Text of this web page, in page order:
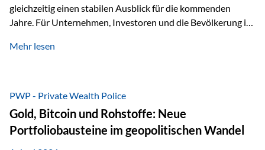
gleichzeitig einen stabilen Ausblick für die kommenden
Jahre. Für Unternehmen, Investoren und die Bevölkerung ist
finanzielle Stabilität des Landes sowie das Vertrauen
trotz Herausforderungen Die weltwirtschaftlichen
Rahmenbedingungen bleiben anspruchsvoll. Geopolitische
Unsicherheiten, eine verhaltene Investitionstätigkeit und
eine schwächere Nachfrage in wichtigen Exportmärkten
Mehr lesen
PWP - Private Wealth Police
Gold, Bitcoin und Rohstoffe: Neue
Portfoliobausteine im geopolitischen Wandel